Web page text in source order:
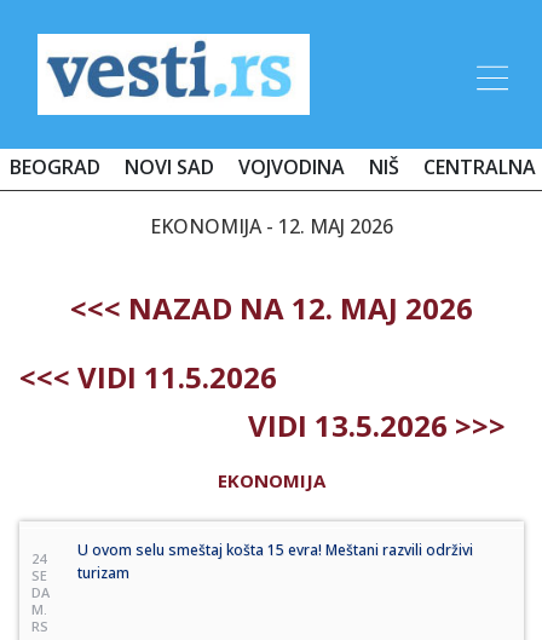
BEOGRAD NOVI SAD VOJVODINA NIŠ CENTRALNA
EKONOMIJA - 12. MAJ 2026
<<< NAZAD NA 12. MAJ 2026
<<< VIDI 11.5.2026
VIDI 13.5.2026 >>>
EKONOMIJA
24
SE
DA
M.
RS
U ovom selu smeštaj košta 15 evra! Meštani razvili održivi
turizam